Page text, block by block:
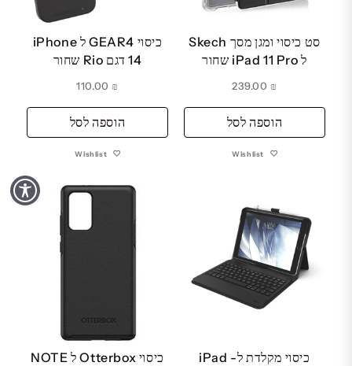
סט כיסוי ומגן מסך Skech
ל iPad 11 Pro שחור
₪
הוספה לסל
Wishlist
כיסוי GEAR4 ל iPhone
14 דגם Rio שחור
₪
הוספה לסל
Wishlist
כיסוי מקלדת ל- iPad
כיסוי Otterbox ל NOTE